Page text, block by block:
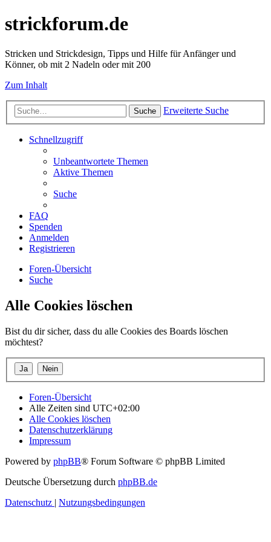
strickforum.de
Stricken und Strickdesign, Tipps und Hilfe für Anfänger und
Könner, ob mit 2 Nadeln oder mit 200
Zum Inhalt
Suche Erweiterte Suche
Schnellzugriff
Unbeantwortete Themen
Aktive Themen
Suche
FAQ
Spenden
Anmelden
Registrieren
Foren-Übersicht
Suche
Alle Cookies löschen
Bist du dir sicher, dass du alle Cookies des Boards löschen
möchtest?
Foren-Übersicht
Alle Zeiten sind UTC+02:00
Alle Cookies löschen
Datenschutzerklärung
Impressum
Powered by phpBB® Forum Software © phpBB Limited
Deutsche Übersetzung durch phpBB.de
Datenschutz | Nutzungsbedingungen